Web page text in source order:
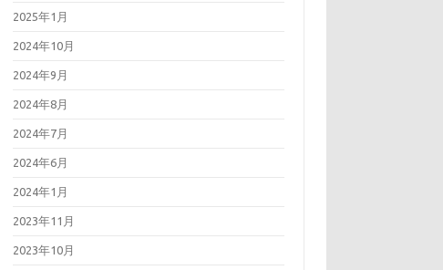
2025年1月
2024年10月
2024年9月
2024年8月
2024年7月
2024年6月
2024年1月
2023年11月
2023年10月